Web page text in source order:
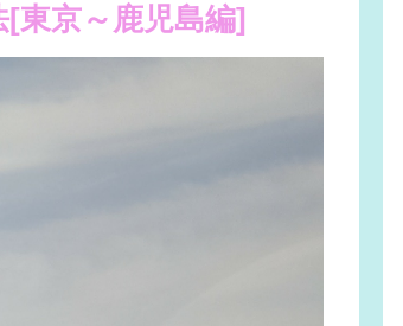
東京～鹿児島編]